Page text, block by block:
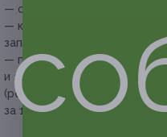
— обязательна
— клиент обязан сообщить
записи не менее чем за 12
— пользователям
и заблаговременно
(рекомендуется
за 10 дней до окончания его